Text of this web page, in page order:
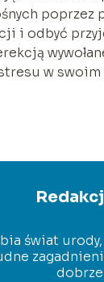
i odbyć
w
świat
dobrze